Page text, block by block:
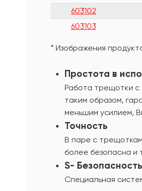
603102
603103
* Изображения
Простота в
Работа трещотки с
таким образом,
меньшим усилием,
Точность
В паре с
более безопасна и
S-
Специальная